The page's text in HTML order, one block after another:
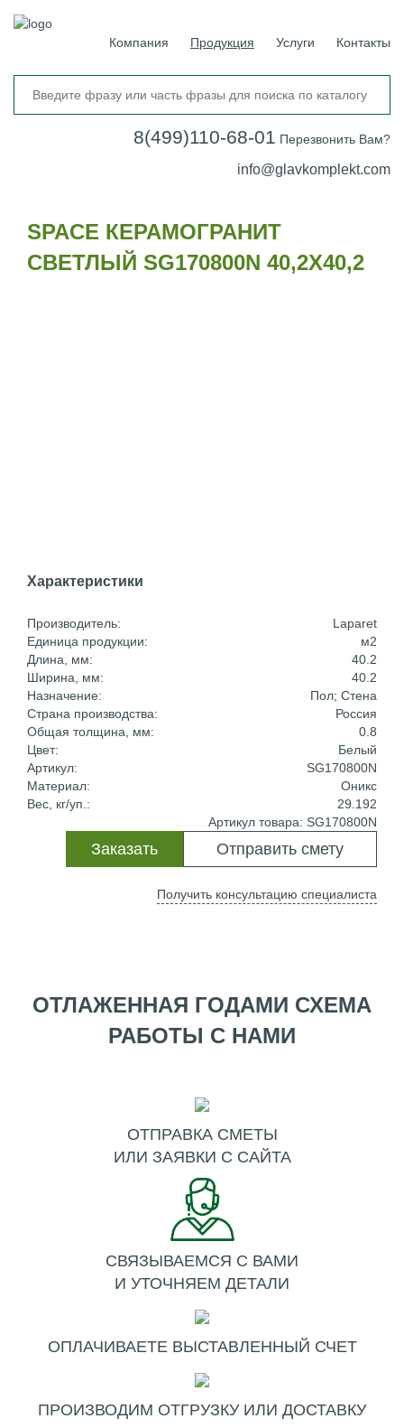
Компания Продукция Услуги Контакты
8(499)110-68-01 Перезвонить Вам?
info@glavkomplekt.com
SPACE КЕРАМОГРАНИТ
СВЕТЛЫЙ SG170800N 40,2Х40,2
Характеристики
Производитель:
Laparet
Единица продукции:
м2
Длина, мм:
40.2
Ширина, мм:
40.2
Назначение:
Пол; Стена
Страна производства:
Россия
Общая толщина, мм:
0.8
Цвет:
Белый
Артикул:
SG170800N
Материал:
Оникс
Вес, кг/уп.:
29.192
Артикул товара: SG170800N
Отправить смету
Заказать
Получить консультацию специалиста
ОТЛАЖЕННАЯ ГОДАМИ СХЕМА
РАБОТЫ С НАМИ
ОТПРАВКА СМЕТЫ
ИЛИ ЗАЯВКИ С САЙТА
СВЯЗЫВАЕМСЯ С ВАМИ
И УТОЧНЯЕМ ДЕТАЛИ
ОПЛАЧИВАЕТЕ ВЫСТАВЛЕННЫЙ СЧЕТ
ПРОИЗВОДИМ ОТГРУЗКУ ИЛИ ДОСТАВКУ